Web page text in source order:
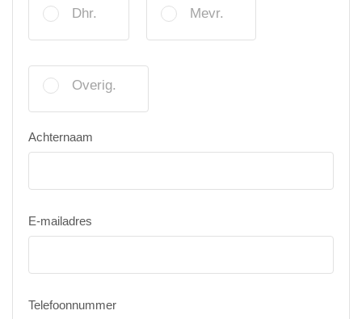
Dhr. Mevr.
Overig.
Achternaam
E-mailadres
Telefoonnummer